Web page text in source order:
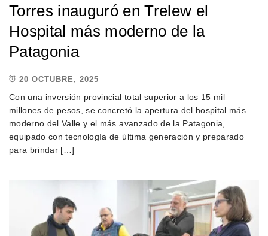
Torres inauguró en Trelew el
Hospital más moderno de la
Patagonia
20 OCTUBRE, 2025
Con una inversión provincial total superior a los 15 mil
millones de pesos, se concretó la apertura del hospital más
moderno del Valle y el más avanzado de la Patagonia,
equipado con tecnología de última generación y preparado
para brindar […]